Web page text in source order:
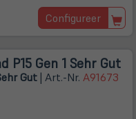
Configureer
P15 Gen 1 Sehr Gut
Gut | Art.-Nr. A91673